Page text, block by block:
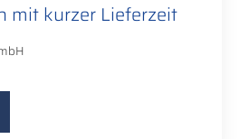
mit kurzer Lieferzeit